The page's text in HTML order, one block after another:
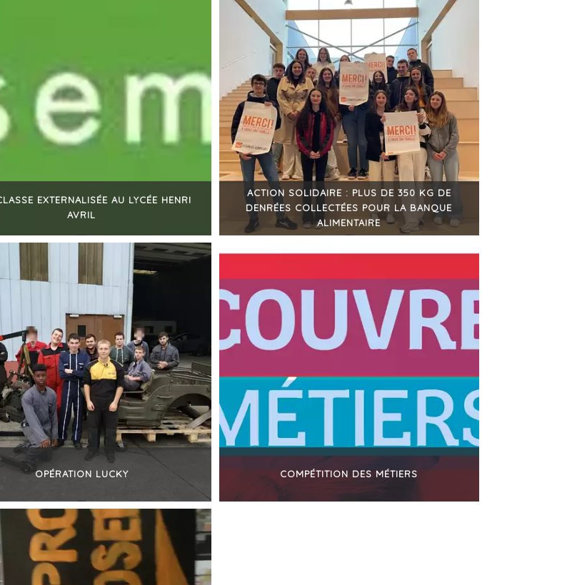
EXTERNALISÉE AU LYCÉE HENRI
AVRIL
+
ACTION SOLIDAIRE : PLUS DE 350 KG DE
DENRÉES COLLECTÉES POUR LA BANQUE
ALIMENTAIRE
+
OPÉRATION LUCKY
+
COMPÉTITION DES MÉTIERS